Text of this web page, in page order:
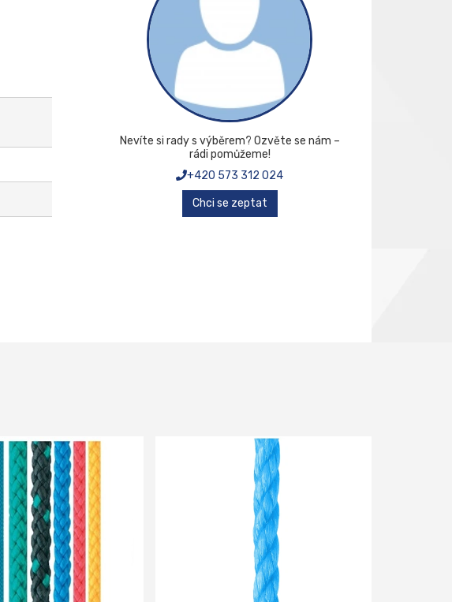
Nevíte si rady s výběrem? Ozvěte se nám –
rádi pomůžeme!
+420 573 312 024
Chci se zeptat